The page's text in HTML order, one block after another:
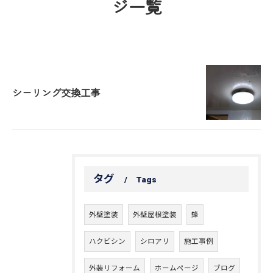
ジ一覧
シーリング交換工事
タグ Tags
外壁塗装 外壁屋根塗装 蜂
ハクビシン シロアリ 施工事例
外装リフォーム ホームページ ブログ